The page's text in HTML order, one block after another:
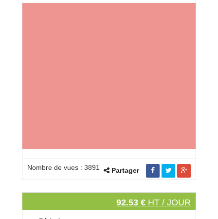
Nombre de vues : 3891 Partager
92.53 € HT / JOUR